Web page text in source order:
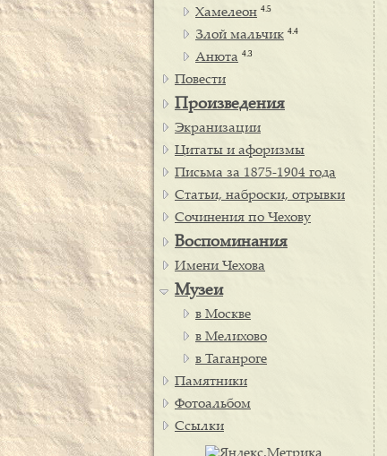
Хамелеон 4.5
Злой мальчик 4.4
Анюта 4.3
Повести
Произведения
Экранизации
Цитаты и афоризмы
Письма за 1875-1904 года
Статьи, наброски, отрывки
Сочинения по Чехову
Воспоминания
Имени Чехова
Музеи
в Москве
в Мелихово
в Таганроге
Памятники
Фотоальбом
Ссылки